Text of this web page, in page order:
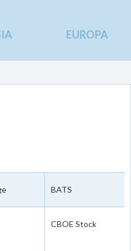
EUROPA
BATS
CBOE Stock